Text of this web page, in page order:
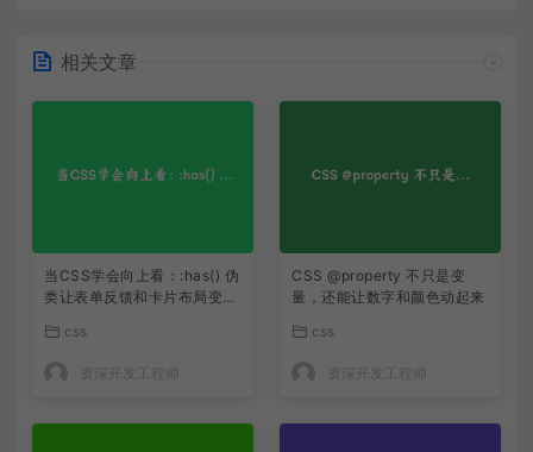
相关文章
当CSS学会向上看：:has() 伪
类让表单反馈和卡片布局变得
css
资深开发工程师
CSS @property 不只是变
量，还能让数字和颜色动起来
css
资深开发工程师